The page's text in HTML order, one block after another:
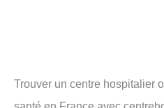
Trouver un centre hospitalier